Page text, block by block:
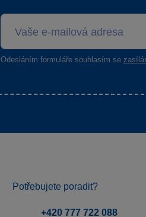
Odesláním formuláře souhlasím se
Potřebujete poradit?
+420 777 722 088